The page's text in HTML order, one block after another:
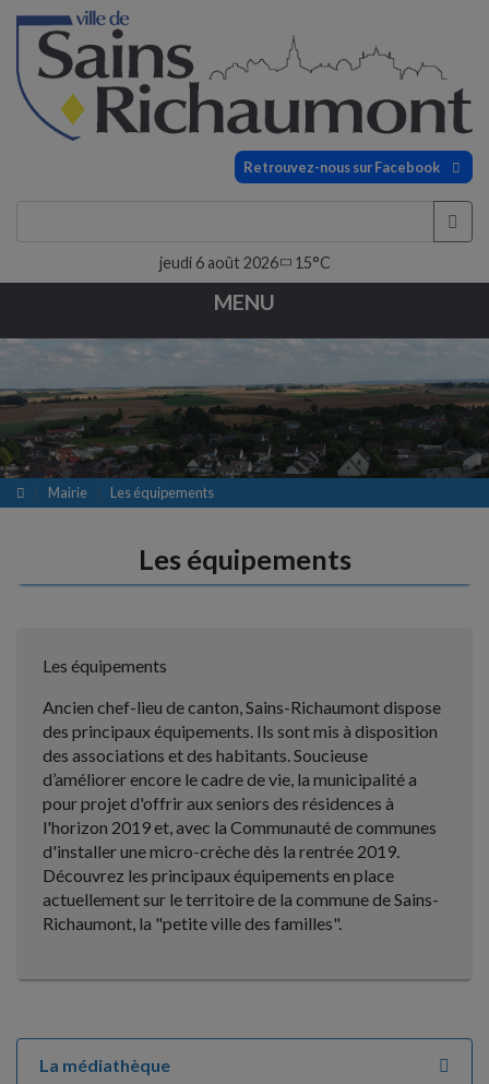
Retrouvez-nous sur Facebook
jeudi 6 août 2026 15°C
MENU
Mairie Les équipements
Les équipements
Les équipements
Ancien chef-lieu de canton, Sains-Richaumont dispose
des principaux équipements. Ils sont mis à disposition
des associations et des habitants. Soucieuse
d’améliorer encore le cadre de vie, la municipalité a
pour projet d'offrir aux seniors des résidences à
l'horizon 2019 et, avec la Communauté de communes
d'installer une micro-crèche dès la rentrée 2019.
Découvrez les principaux équipements en place
actuellement sur le territoire de la commune de Sains-
Richaumont, la "petite ville des familles".
La médiathèque